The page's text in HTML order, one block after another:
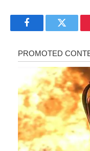
FacebookTwitter